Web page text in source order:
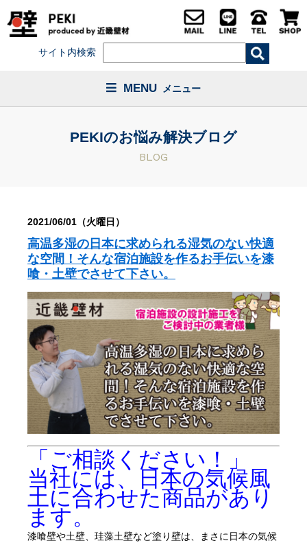
サイト内検索
MENU メニュー
PEKIのお悩み解決ブログ
BLOG
2021/06/01（火曜日）
高温多湿の日本に求められる湿気のない快適
な空間！そんな宿泊施設を作るお手伝いを漆
喰・土壁でさせて下さい。
「ご相談ください！」
当社には、日本の気候風
土に合わせた商品があり
ます。
漆喰壁や土壁、珪藻土壁など塗り壁は、まさに日本の気候